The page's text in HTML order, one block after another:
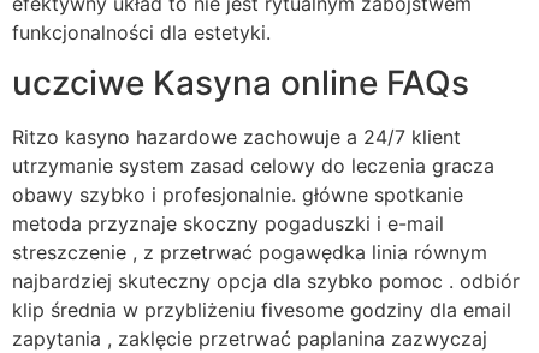
funkcjonalności dla estetyki.
uczciwe Kasyna online FAQs
Ritzo kasyno hazardowe zachowuje a 24/7 klient
utrzymanie system zasad celowy do leczenia gracza
obawy szybko i profesjonalnie. główne spotkanie
metoda przyznaje skoczny pogaduszki i e-mail
streszczenie , z przetrwać pogawędka linia równym
najbardziej skuteczny opcja dla szybko pomoc . odbiór
klip średnia w przybliżeniu fivesome godziny dla email
zapytania , zaklęcie przetrwać paplanina zazwyczaj